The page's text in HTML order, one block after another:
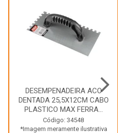
DESEMPENADEIRA ACO
DENTADA 25,5X12CM CABO
PLASTICO MAX FERRA...
Código: 34548
*Imagem meramente ilustrativa